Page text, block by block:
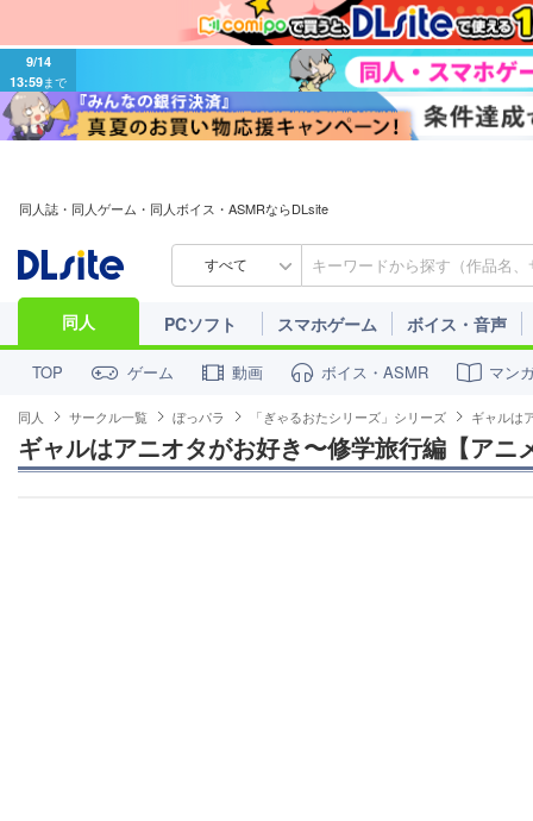
9/14
13:59まで
同人誌・同人ゲーム・同人ボイス・ASMRならDLsite
すべて
同人 PCソフト スマホゲーム ボイス・音声
TOP ゲーム 動画 ボイス・ASMR マン
同人 サークル一覧 ぼっパラ 「ぎゃるおたシリーズ」シリーズ ギャルは
ギャルはアニオタがお好き〜修学旅行編【アニ